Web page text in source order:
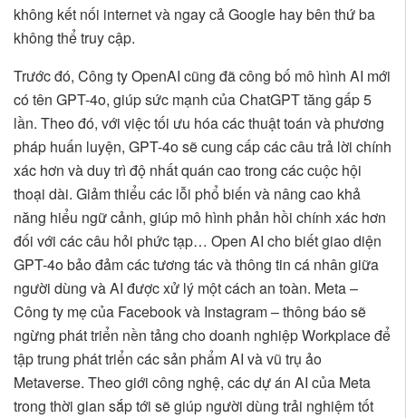
không kết nối internet và ngay cả Google hay bên thứ ba
không thể truy cập.
Trước đó, Công ty OpenAI cũng đã công bố mô hình AI mới
có tên GPT-4o, giúp sức mạnh của ChatGPT tăng gấp 5
lần. Theo đó, với việc tối ưu hóa các thuật toán và phương
pháp huấn luyện, GPT-4o sẽ cung cấp các câu trả lời chính
xác hơn và duy trì độ nhất quán cao trong các cuộc hội
thoại dài. Giảm thiểu các lỗi phổ biến và nâng cao khả
năng hiểu ngữ cảnh, giúp mô hình phản hồi chính xác hơn
đối với các câu hỏi phức tạp… Open AI cho biết giao diện
GPT-4o bảo đảm các tương tác và thông tin cá nhân giữa
người dùng và AI được xử lý một cách an toàn. Meta –
Công ty mẹ của Facebook và Instagram – thông báo sẽ
ngừng phát triển nền tảng cho doanh nghiệp Workplace để
tập trung phát triển các sản phẩm AI và vũ trụ ảo
Metaverse. Theo giới công nghệ, các dự án AI của Meta
trong thời gian sắp tới sẽ giúp người dùng trải nghiệm tốt